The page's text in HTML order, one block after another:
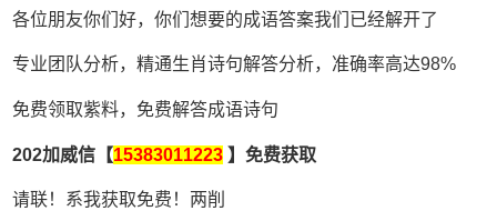
各位朋友你们好，你们想要的成语答案我们已经解开了
专业团队分析，精通生肖诗句解答分析，准确率高达98%
免费领取紫料，免费解答成语诗句
202加威信【15383011223 】免费获取
请联！系我获取免费！两削